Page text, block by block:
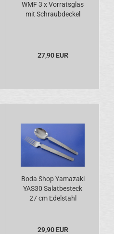
WMF 3 x Vorratsglas
mit Schraubdeckel
27,90 EUR
Boda Shop Yamazaki
YAS30 Salatbesteck
27 cm Edelstahl
29,90 EUR